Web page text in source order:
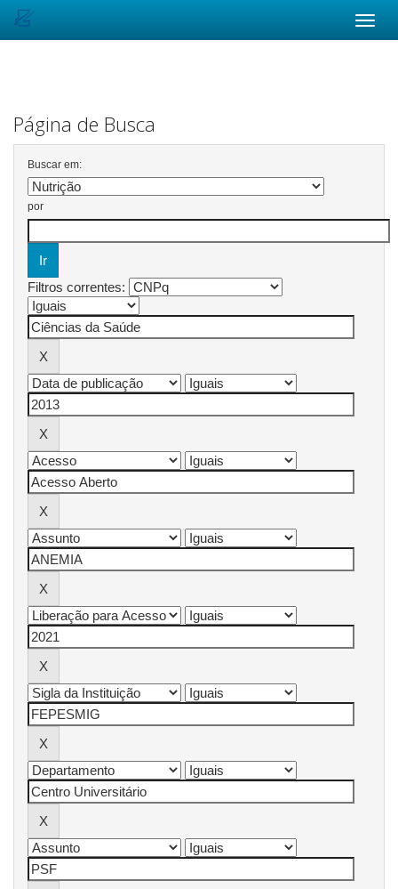
Página de Busca
Buscar em:
por
Filtros correntes: